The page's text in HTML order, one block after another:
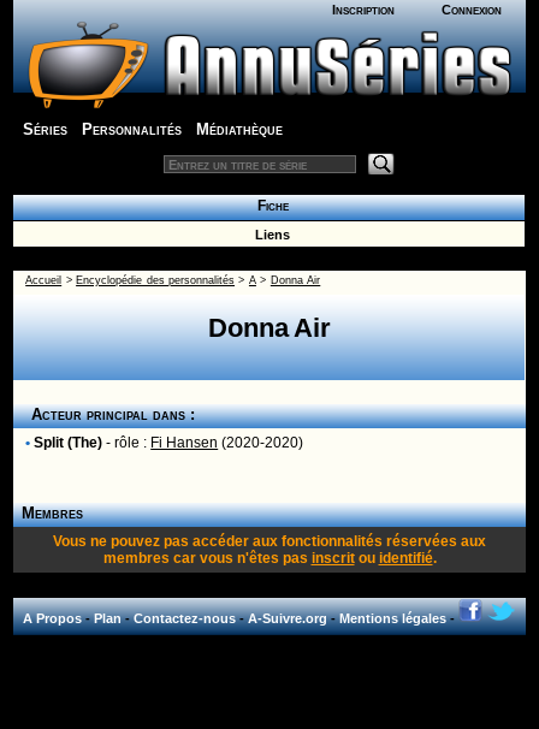
Inscription Connexion
Séries Personnalités Médiathèque
Fiche
Liens
Accueil > Encyclopédie des personnalités > A> Donna Air
Donna Air
Acteur principal dans :
• Split (The) - rôle : Fi Hansen (2020-2020)
Membres
Vous ne pouvez pas accéder aux fonctionnalités réservées aux
membres car vous n'êtes pas inscritou identifié.
A Propos-Plan-Contactez-nous-A-Suivre.org-Mentions légales-